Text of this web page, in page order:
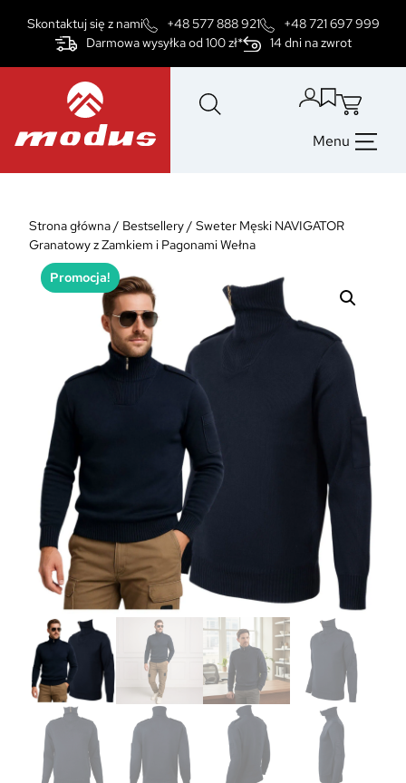
Skontaktuj się z nami +48 577 888 921
+48 721 697 999
Darmowa wysyłka od 100 zł*
14 dni na zwrot
Menu
Strona główna/ Bestsellery/ Sweter Męski NAVIGATOR
Granatowy z Zamkiem i Pagonami Wełna
Promocja!